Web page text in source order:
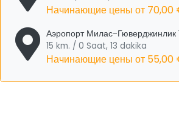
Начинающие цены от 70,00
Аэропорт Милас-
15 km. / 0 Saat, 13 dakika
Начинающие цены от 55,00